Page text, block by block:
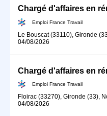
Emploi France Travail
Le Bouscat (33110), Gironde
04/08/2026
Emploi France Travail
Floirac (33270), Gironde (33),
04/08/2026